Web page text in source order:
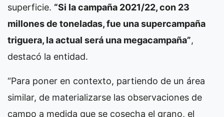
superficie. “Si la campaña 2021/22, con 23
millones de toneladas, fue una supercampaña
triguera, la actual será una megacampaña”,
destacó la entidad.
“Para poner en contexto, partiendo de un área
similar, de materializarse las observaciones de
campo a medida que se cosecha el grano, el